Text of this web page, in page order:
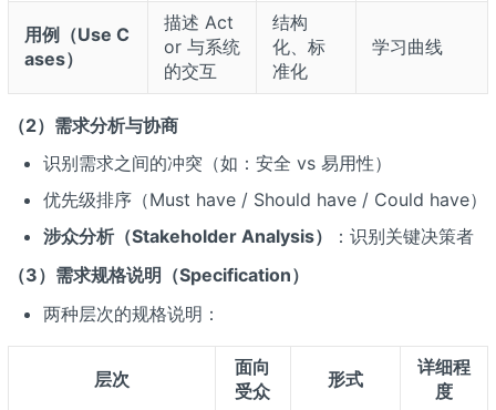
用例（Use C
ases）
描述 Act
or 与系统
的交互
结构
化、标
准化
学习曲线
（2）需求分析与协商
识别需求之间的冲突（如：安全 vs 易用性）
优先级排序（Must have / Should have / Could have）
涉众分析（Stakeholder Analysis）
：识别关键决策者
（3）需求规格说明（Specification）
两种层次的规格说明：
层次
面向
受众
形式
详细程
度